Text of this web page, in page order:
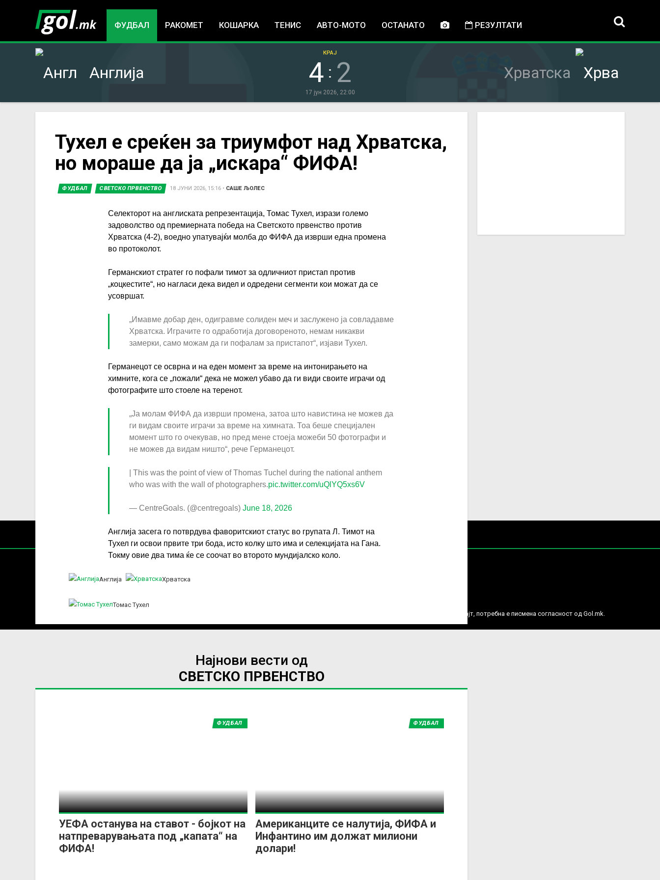
ФУДБАЛ РАКОМЕТ КОШАРКА ТЕНИС АВТО-МОТО ОСТАНАТО РЕЗУЛТАТИ
Англија Хрватска
4 : 2
КРАЈ
17 јун 2026, 22:00
You
here
Тухел е среќен за триумфот над Хрватска,
но мораше да ја „искара“ ФИФА!
ФУДБАЛ СВЕТСКО ПРВЕНСТВО 18 ЈУНИ 2026, 15:16• САШЕ ЉОЛЕС
Селекторот на англиската репрезентација, Томас Тухел, изрази големо
задоволство од премиерната победа на Светското првенство против
Хрватска (4-2), воедно упатувајќи молба до ФИФА да изврши една промена
во протоколот.
Германскиот стратег го пофали тимот за одличниот пристап против
„коцкестите“, но нагласи дека видел и одредени сегменти кои можат да се
усовршат.
„Имавме добар ден, одигравме солиден меч и заслужено ја совладавме
Хрватска. Играчите го одработија договореното, немам никакви
замерки, само можам да ги пофалам за пристапот“, изјави Тухел.
Германецот се осврна и на еден момент за време на интонирањето на
химните, кога се „пожали“ дека не можел убаво да ги види своите играчи од
фотографите што стоеле на теренот.
„Ја молам ФИФА да изврши промена, затоа што навистина не можев да
ги видам своите играчи за време на химната. Тоа беше специјален
момент што го очекував, но пред мене стоеја можеби 50 фотографи и
не можев да видам ништо“, рече Германецот.
| This was the point of view of Thomas Tuchel during the national anthem
who was with the wall of photographers.pic.twitter.com/uQlYQ5xs6V
— CentreGoals. (@centregoals) June 18, 2026
Англија засега го потврдува фаворитскиот статус во групата Л. Тимот на
Тухел ги освои првите три бода, исто колку што има и селекцијата на Гана.
Токму овие два тима ќе се соочат во второто мундијалско коло.
Англија Хрватска
Томас Тухел
Најнови вести од
СВЕТСКО ПРВЕНСТВО
УЕФА останува на ставот - бојкот на
натпреварувањата под „капата“ на
ФИФА!
ФУДБАЛ
Американците се налутија, ФИФА и
Инфантино им должат милиони
долари!
ФУДБАЛ
ИМПРЕСУМ МАРКЕТИНГ КОНТАКТ
За секоја форма на распространување, репродукција или комерцијална употреба на текстови, фотографии или податоци од овој веб сајт, потребна е писмена согласност од Gol.mk.